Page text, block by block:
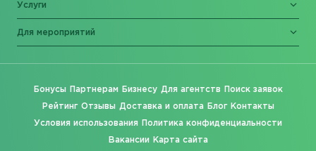
Услуги
Для мероприятий
Бонусы Партнерам Бизнесу Для агентств Поиск заявок
Рейтинг Отзывы Доставка и оплата Блог Контакты
Условия использования Политика конфиденциальности
Вакансии Карта сайта